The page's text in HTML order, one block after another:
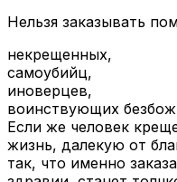
Нельзя заказывать
некрещенных,
самоубийц,
иноверцев,
воинствующих
Если же человек
жизнь, далекую от
так, что именно